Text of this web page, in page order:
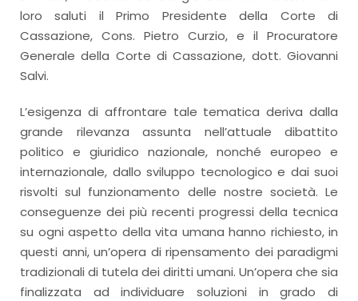
loro saluti il Primo Presidente della Corte di
Cassazione, Cons. Pietro Curzio, e il Procuratore
Generale della Corte di Cassazione, dott. Giovanni
Salvi.
L’esigenza di affrontare tale tematica deriva dalla
grande rilevanza assunta nell’attuale dibattito
politico e giuridico nazionale, nonché europeo e
internazionale, dallo sviluppo tecnologico e dai suoi
risvolti sul funzionamento delle nostre società. Le
conseguenze dei più recenti progressi della tecnica
su ogni aspetto della vita umana hanno richiesto, in
questi anni, un’opera di ripensamento dei paradigmi
tradizionali di tutela dei diritti umani. Un’opera che sia
finalizzata ad individuare soluzioni in grado di